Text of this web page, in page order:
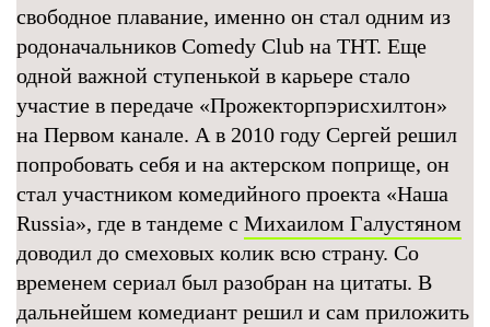
свободное плавание, именно он стал одним из
родоначальников Comedy Club на ТНТ. Еще
одной важной ступенькой в карьере стало
участие в передаче «Прожекторпэрисхилтон»
на Первом канале. А в 2010 году Сергей решил
попробовать себя и на актерском поприще, он
стал участником комедийного проекта «Наша
Russia», где в тандеме с Михаилом Галустяном
доводил до смеховых колик всю страну. Со
временем сериал был разобран на цитаты. В
дальнейшем комедиант решил и сам приложить